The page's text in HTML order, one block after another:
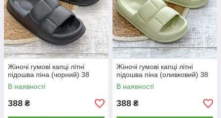
Жіночі гумові капці літні
підошва піна (чорний) 38
В наявності
388 ₴
Жіночі гумові капці літні
підошва піна (оливковий) 38
В наявності
388 ₴